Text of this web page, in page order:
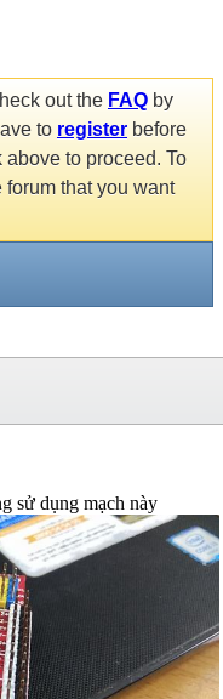
out the FAQ by
to register before
to proceed. To
that you want
sử dụng mạch này